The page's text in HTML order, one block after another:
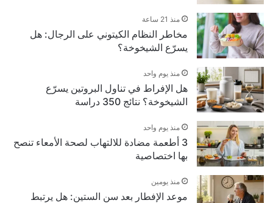
منذ 21 ساعة
مخاطر النظام الكيتوني على الرجال: هل
يسرّع الشيخوخة؟
منذ يوم واحد
هل الإفراط في تناول البروتين يسرّع
الشيخوخة؟ نتائج 350 دراسة
منذ يوم واحد
3 أطعمة مضادة للالتهاب لصحة الأمعاء تنصح
بها اختصاصية
منذ يومين
موعد الإفطار بعد سن الستين: هل يرتبط